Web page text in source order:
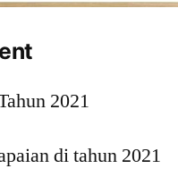
2021
di tahun 2021